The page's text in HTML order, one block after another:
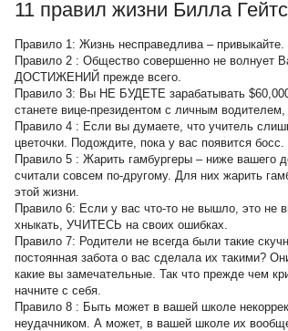
11 правил жизни Билла
Правило 1: Жизнь несправедлива – привыкайте.
Правило 2 : Общество совершенно не
ДОСТИЖЕНИЙ прежде всего.
Правило 3: Вы НЕ БУДЕТЕ зарабатывать
станете вице-президентом с личным водителем,
Правило 4 : Если вы думаете, что учитель
цветочки. Подождите, пока у вас появится босс.
Правило 5 : Жарить гамбургеры – ниже вашего
считали совсем по-другому. Для них жарить
этой жизни.
Правило 6: Если у вас что-то не вышло, это не
хныкать, УЧИТЕСЬ на своих ошибках.
Правило 7: Родители не всегда были такие
постоянная забота о вас сделала их такими?
какие вы замечательные. Так что прежде чем
начните с себя.
Правило 8 : Быть может в вашей школе
неудачником. А может, в вашей школе их